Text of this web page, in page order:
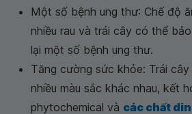
Một số bệnh ung thư: Chế độ
nhiều rau và trái cây có thể
lại một số bệnh ung thư.
Tăng cường sức khỏe: Trái cây
nhiều màu sắc khác nhau, kết
phytochemical và các chất